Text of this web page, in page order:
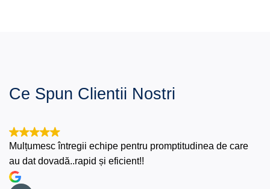
Ce Spun Clientii Nostri
Mulțumesc întregii echipe pentru promptitudinea de care
au dat dovadă..rapid și eficient!!